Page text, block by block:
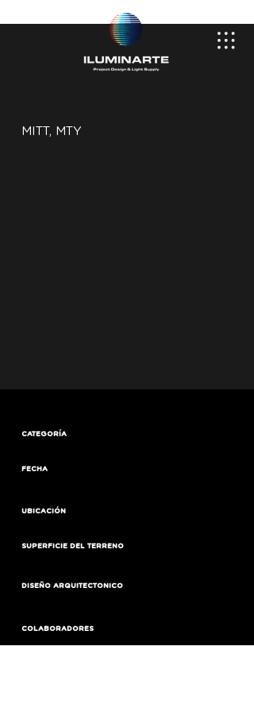
MITT, MTY
CATEGORÍA
FECHA
UBICACIÓN
SUPERFICIE DEL TERRENO
DISEÑO ARQUITECTONICO
COLABORADORES